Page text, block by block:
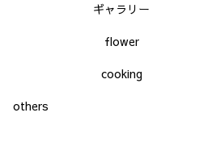
ギャラリー
flower
cooking
others